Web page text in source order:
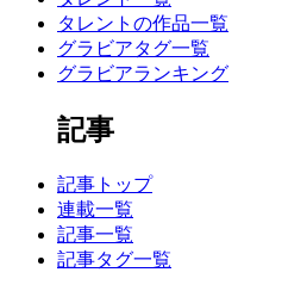
タレントの作品一覧
グラビアタグ一覧
グラビアランキング
記事
記事トップ
連載一覧
記事一覧
記事タグ一覧